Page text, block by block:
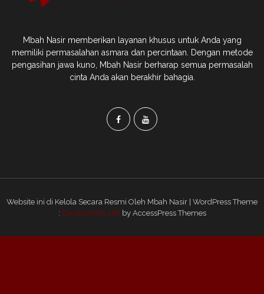
Mbah Nasir memberikan layanan khusus untuk Anda yang
memiliki permasalahan asmara dan percintaan. Dengan metode
pengasihan jawa kuno, Mbah Nasir berharap semua permasalah
cinta Anda akan berakhir bahagia.
Website ini di Kelola Secara Resmi Oleh Mbah Nasir | WordPress Theme
: Construction Liteby AccessPress Themes